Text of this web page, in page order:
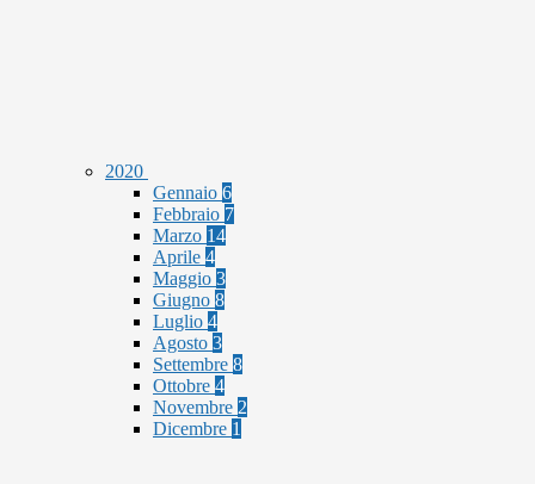
2020
Gennaio 6
Febbraio 7
Marzo 14
Aprile 4
Maggio 3
Giugno 8
Luglio 4
Agosto 3
Settembre 8
Ottobre 4
Novembre 2
Dicembre 1